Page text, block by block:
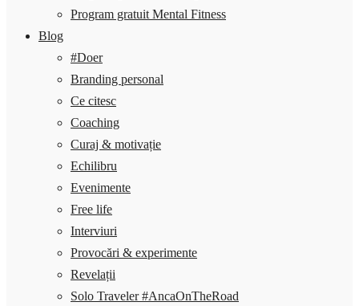
Program gratuit Mental Fitness
Blog
#Doer
Branding personal
Ce citesc
Coaching
Curaj & motivație
Echilibru
Evenimente
Free life
Interviuri
Provocări & experimente
Revelații
Solo Traveler #AncaOnTheRoad